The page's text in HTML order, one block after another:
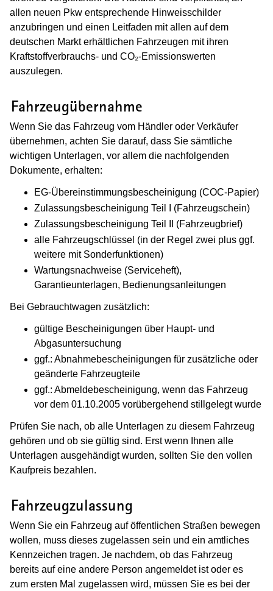
allen neuen Pkw entsprechende Hinweisschilder
anzubringen und einen Leitfaden mit allen auf dem
deutschen Markt erhältlichen Fahrzeugen mit ihren
Kraftstoffverbrauchs- und CO₂-Emissionswerten
auszulegen.
(Wird in einem neuen Fenster
Fahrzeugübernahme
Wenn Sie das Fahrzeug vom Händler oder Verkäufer
übernehmen, achten Sie darauf, dass Sie sämtliche
wichtigen Unterlagen, vor allem die nachfolgenden
Dokumente, erhalten:
EG-Übereinstimmungsbescheinigung (COC-Papier)
Zulassungsbescheinigung Teil I (Fahrzeugschein)
Zulassungsbescheinigung Teil II (Fahrzeugbrief)
alle Fahrzeugschlüssel (in der Regel zwei plus ggf.
weitere mit Sonderfunktionen)
Wartungsnachweise (Serviceheft),
Garantieunterlagen, Bedienungsanleitungen
Bei Gebrauchtwagen zusätzlich:
gültige Bescheinigungen über Haupt- und
Abgasuntersuchung
ggf.: Abnahmebescheinigungen für zusätzliche oder
geänderte Fahrzeugteile
ggf.: Abmeldebescheinigung, wenn das Fahrzeug
vor dem 01.10.2005 vorübergehend stillgelegt wurde
Prüfen Sie nach, ob alle Unterlagen zu diesem Fahrzeug
gehören und ob sie gültig sind. Erst wenn Ihnen alle
Unterlagen ausgehändigt wurden, sollten Sie den vollen
Kaufpreis bezahlen.
(Wird in einem neuen Fenster
Fahrzeugzulassung
Wenn Sie ein Fahrzeug auf öffentlichen Straßen bewegen
wollen, muss dieses zugelassen sein und ein amtliches
Kennzeichen tragen. Je nachdem, ob das Fahrzeug
bereits auf eine andere Person angemeldet ist oder es
zum ersten Mal zugelassen wird, müssen Sie es bei der